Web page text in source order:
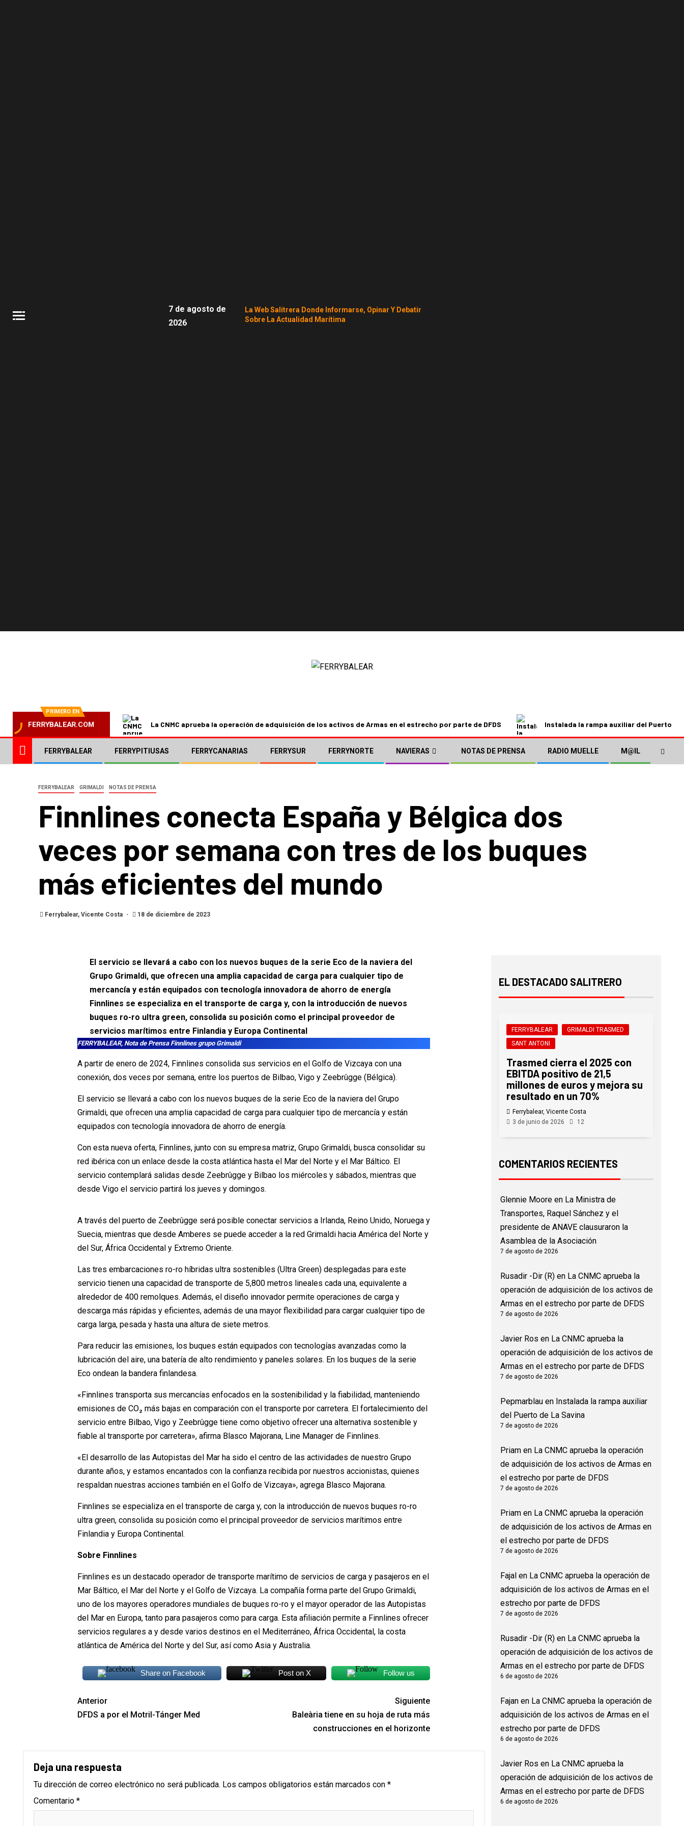
7 de agosto de
2026
La Web Salitrera Donde Informarse, Opinar Y Debatir
Sobre La Actualidad Marítima
PRIMERO EN
FERRYBALEAR.COM La CNMC aprueba la operación de adquisición de los activos de Armas en el estrecho por parte de DFDS Instalada la rampa auxiliar del Puerto de
FERRYBALEAR FERRYPITIUSAS FERRYCANARIAS FERRYSUR FERRYNORTE NAVIERAS NOTAS DE PRENSA RADIO MUELLE M@IL
FERRYBALEAR GRIMALDI NOTAS DE PRENSA
Finnlines conecta España y Bélgica dos
veces por semana con tres de los buques
más eficientes del mundo
Ferrybalear, Vicente Costa 18 de diciembre de 2023
El servicio se llevará a cabo con los nuevos buques de la serie Eco de la naviera del
Grupo Grimaldi, que ofrecen una amplia capacidad de carga para cualquier tipo de
mercancía y están equipados con tecnología innovadora de ahorro de energía
Finnlines se especializa en el transporte de carga y, con la introducción de nuevos
buques ro-ro ultra green, consolida su posición como el principal proveedor de
servicios marítimos entre Finlandia y Europa Continental
FERRYBALEAR, Nota de Prensa Finnlines grupo Grimaldi
A partir de enero de 2024, Finnlines consolida sus servicios en el Golfo de Vizcaya con una
conexión, dos veces por semana, entre los puertos de Bilbao, Vigo y Zeebrûgge (Bélgica).
El servicio se llevará a cabo con los nuevos buques de la serie Eco de la naviera del Grupo
Grimaldi, que ofrecen una amplia capacidad de carga para cualquier tipo de mercancía y están
equipados con tecnología innovadora de ahorro de energía.
Con esta nueva oferta, Finnlines, junto con su empresa matriz, Grupo Grimaldi, busca consolidar su
red ibérica con un enlace desde la costa atlántica hasta el Mar del Norte y el Mar Báltico. El
servicio contemplará salidas desde Zeebrûgge y Bilbao los miércoles y sábados, mientras que
desde Vigo el servicio partirá los jueves y domingos.
A través del puerto de Zeebrûgge será posible conectar servicios a Irlanda, Reino Unido, Noruega y
Suecia, mientras que desde Amberes se puede acceder a la red Grimaldi hacia América del Norte y
del Sur, África Occidental y Extremo Oriente.
Las tres embarcaciones ro-ro híbridas ultra sostenibles (Ultra Green) desplegadas para este
servicio tienen una capacidad de transporte de 5,800 metros lineales cada una, equivalente a
alrededor de 400 remolques. Además, el diseño innovador permite operaciones de carga y
descarga más rápidas y eficientes, además de una mayor flexibilidad para cargar cualquier tipo de
carga larga, pesada y hasta una altura de siete metros.
Para reducir las emisiones, los buques están equipados con tecnologías avanzadas como la
lubricación del aire, una batería de alto rendimiento y paneles solares. En los buques de la serie
Eco ondean la bandera finlandesa.
«Finnlines transporta sus mercancías enfocados en la sostenibilidad y la fiabilidad, manteniendo
emisiones de CO₂ más bajas en comparación con el transporte por carretera. El fortalecimiento del
servicio entre Bilbao, Vigo y Zeebrûgge tiene como objetivo ofrecer una alternativa sostenible y
fiable al transporte por carretera», afirma Blasco Majorana, Line Manager de Finnlines.
«El desarrollo de las Autopistas del Mar ha sido el centro de las actividades de nuestro Grupo
durante años, y estamos encantados con la confianza recibida por nuestros accionistas, quienes
respaldan nuestras acciones también en el Golfo de Vizcaya», agrega Blasco Majorana.
Finnlines se especializa en el transporte de carga y, con la introducción de nuevos buques ro-ro
ultra green, consolida su posición como el principal proveedor de servicios marítimos entre
Finlandia y Europa Continental.
Sobre Finnlines
Finnlines es un destacado operador de transporte marítimo de servicios de carga y pasajeros en el
Mar Báltico, el Mar del Norte y el Golfo de Vizcaya. La compañía forma parte del Grupo Grimaldi,
uno de los mayores operadores mundiales de buques ro-ro y el mayor operador de las Autopistas
del Mar en Europa, tanto para pasajeros como para carga. Esta afiliación permite a Finnlines ofrecer
servicios regulares a y desde varios destinos en el Mediterráneo, África Occidental, la costa
atlántica de América del Norte y del Sur, así como Asia y Australia.
Share on Facebook Post on X Follow us
Anterior
DFDS a por el Motril-Tánger Med
Siguiente
Baleària tiene en su hoja de ruta más
construcciones en el horizonte
Deja una respuesta
Tu dirección de correo electrónico no será publicada. Los campos obligatorios están marcados con *
Comentario *
EL DESTACADO SALITRERO
FERRYBALEAR
GRIMALDI TRASMED
SANT ANTONI
Trasmed cierra el 2025 con
EBITDA positivo de 21,5
millones de euros y mejora su
resultado en un 70%
Ferrybalear, Vicente Costa
3 de junio de 2026
12
COMENTARIOS RECIENTES
Glennie Mooreen La Ministra de
Transportes, Raquel Sánchez y el
presidente de ANAVE clausuraron la
Asamblea de la Asociación
7 de agosto de 2026
Rusadir -Dir (R)en La CNMC aprueba la
operación de adquisición de los activos de
Armas en el estrecho por parte de DFDS
7 de agosto de 2026
Javier Ros en La CNMC aprueba la
operación de adquisición de los activos de
Armas en el estrecho por parte de DFDS
7 de agosto de 2026
Pepmarblauen Instalada la rampa auxiliar
del Puerto de La Savina
7 de agosto de 2026
Priamen La CNMC aprueba la operación
de adquisición de los activos de Armas en
el estrecho por parte de DFDS
7 de agosto de 2026
Priamen La CNMC aprueba la operación
de adquisición de los activos de Armas en
el estrecho por parte de DFDS
7 de agosto de 2026
Fajalen La CNMC aprueba la operación de
adquisición de los activos de Armas en el
estrecho por parte de DFDS
7 de agosto de 2026
Rusadir -Dir (R)en La CNMC aprueba la
operación de adquisición de los activos de
Armas en el estrecho por parte de DFDS
6 de agosto de 2026
Fajanen La CNMC aprueba la operación de
adquisición de los activos de Armas en el
estrecho por parte de DFDS
6 de agosto de 2026
Javier Ros en La CNMC aprueba la
operación de adquisición de los activos de
Armas en el estrecho por parte de DFDS
6 de agosto de 2026